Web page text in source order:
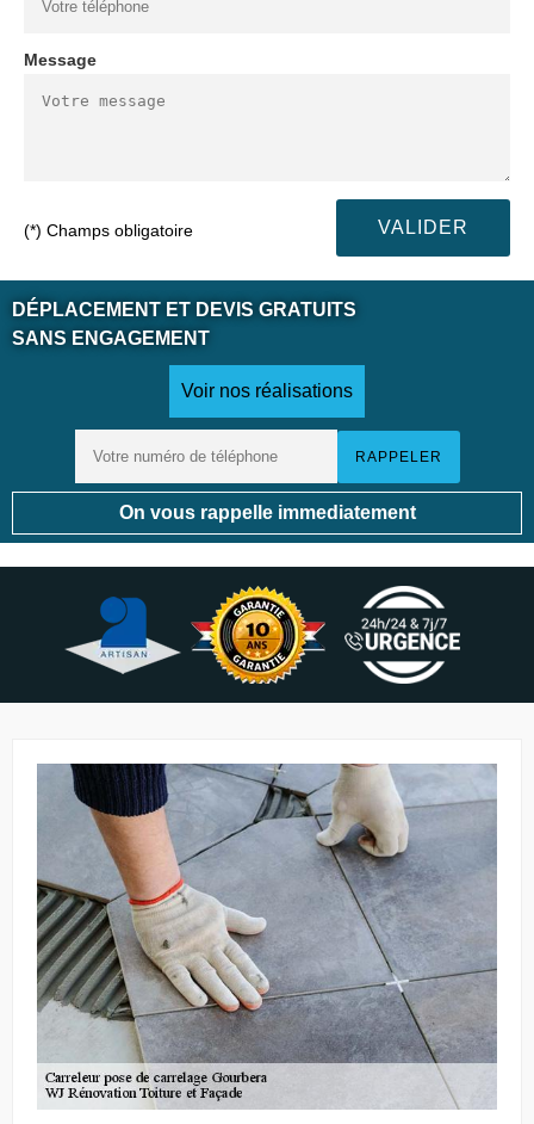
Message
(*) Champs obligatoire
DÉPLACEMENT ET DEVIS GRATUITS
SANS ENGAGEMENT
Voir nos réalisations
On vous rappelle immediatement